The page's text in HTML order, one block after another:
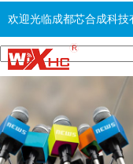
欢迎光临成都芯合成科技